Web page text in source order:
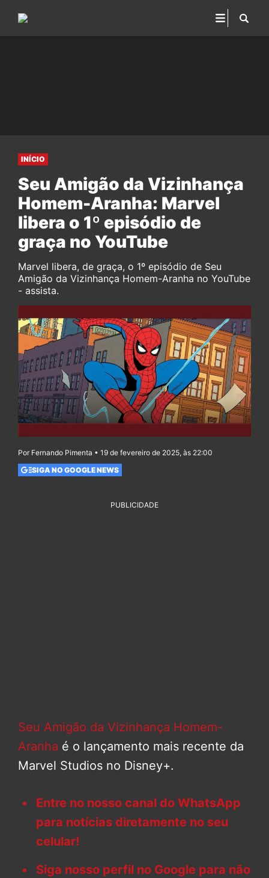
INÍCIO
Seu Amigão da Vizinhança
Homem-Aranha: Marvel
libera o 1º episódio de
graça no YouTube
Marvel libera, de graça, o 1º episódio de Seu
Amigão da Vizinhança Homem-Aranha no YouTube
- assista.
Por Fernando Pimenta • 19 de fevereiro de 2025, às 22:00
SIGA NO GOOGLE NEWS
PUBLICIDADE
Seu Amigão da Vizinhança Homem-
Aranha é o lançamento mais recente da
Marvel Studios no Disney+.
Entre no nosso canal do WhatsApp
para notícias diretamente no seu
celular!
Siga nosso perfil no Google para não